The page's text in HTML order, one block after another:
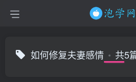
如何修复夫妻感情 共5